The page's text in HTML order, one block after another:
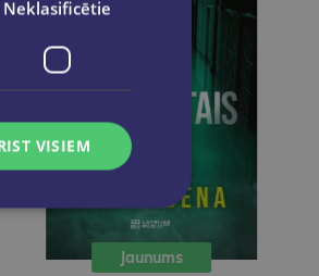
Jaunums
Neklasificētie
VISIEM